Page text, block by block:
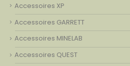
Accessoires XP
Accessoires GARRETT
Accessoires MINELAB
Accessoires QUEST